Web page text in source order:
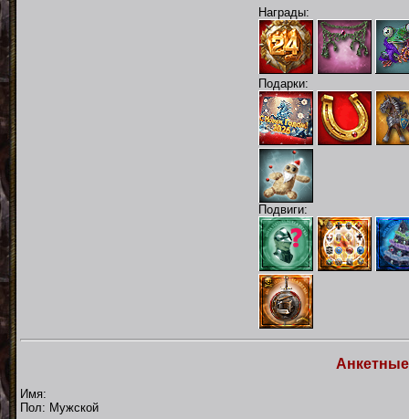
Награды:
Подарки:
Подвиги:
Имя:
Пол: Мужской